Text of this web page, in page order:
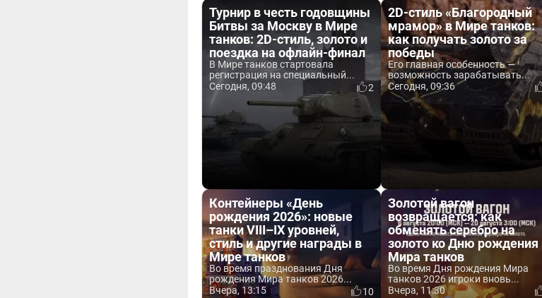
Турнир в честь годовщины
Битвы за Москву в Мире
танков: 2D-стиль, золото и
поездка на офлайн-финал
В Мире танков стартовала
регистрация на специальный...
Сегодня, 09:48
2
2D-стиль «Благородный
мрамор» в Мире танков:
как получать золото за
победы
Его главная особенность —
возможность зарабатывать...
Сегодня, 09:36
Контейнеры «День
рождения 2026»: новые
танки VIII–IX уровней,
стиль и другие награды в
Мире танков
Во время празднования Дня
рождения Мира танков 2026...
Вчера, 13:15
10
Золотой вагон
возвращается: как
обменять серебро на
золото ко Дню рождения
Мира танков
Во время Дня рождения Мира
танков 2026 игроки вновь...
Вчера, 11:30